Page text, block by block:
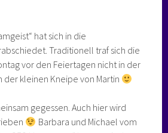
hat sich in die
Traditionell traf sich die
vor den Feiertagen nicht in der
kleinen Kneipe von Martin
gegessen. Auch hier wird
Barbara und Michael vom